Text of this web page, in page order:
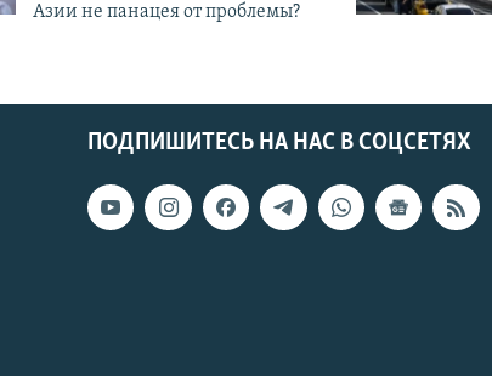
Азии не панацея от проблемы?
ПОДПИШИТЕСЬ НА НАС В СОЦСЕТЯХ